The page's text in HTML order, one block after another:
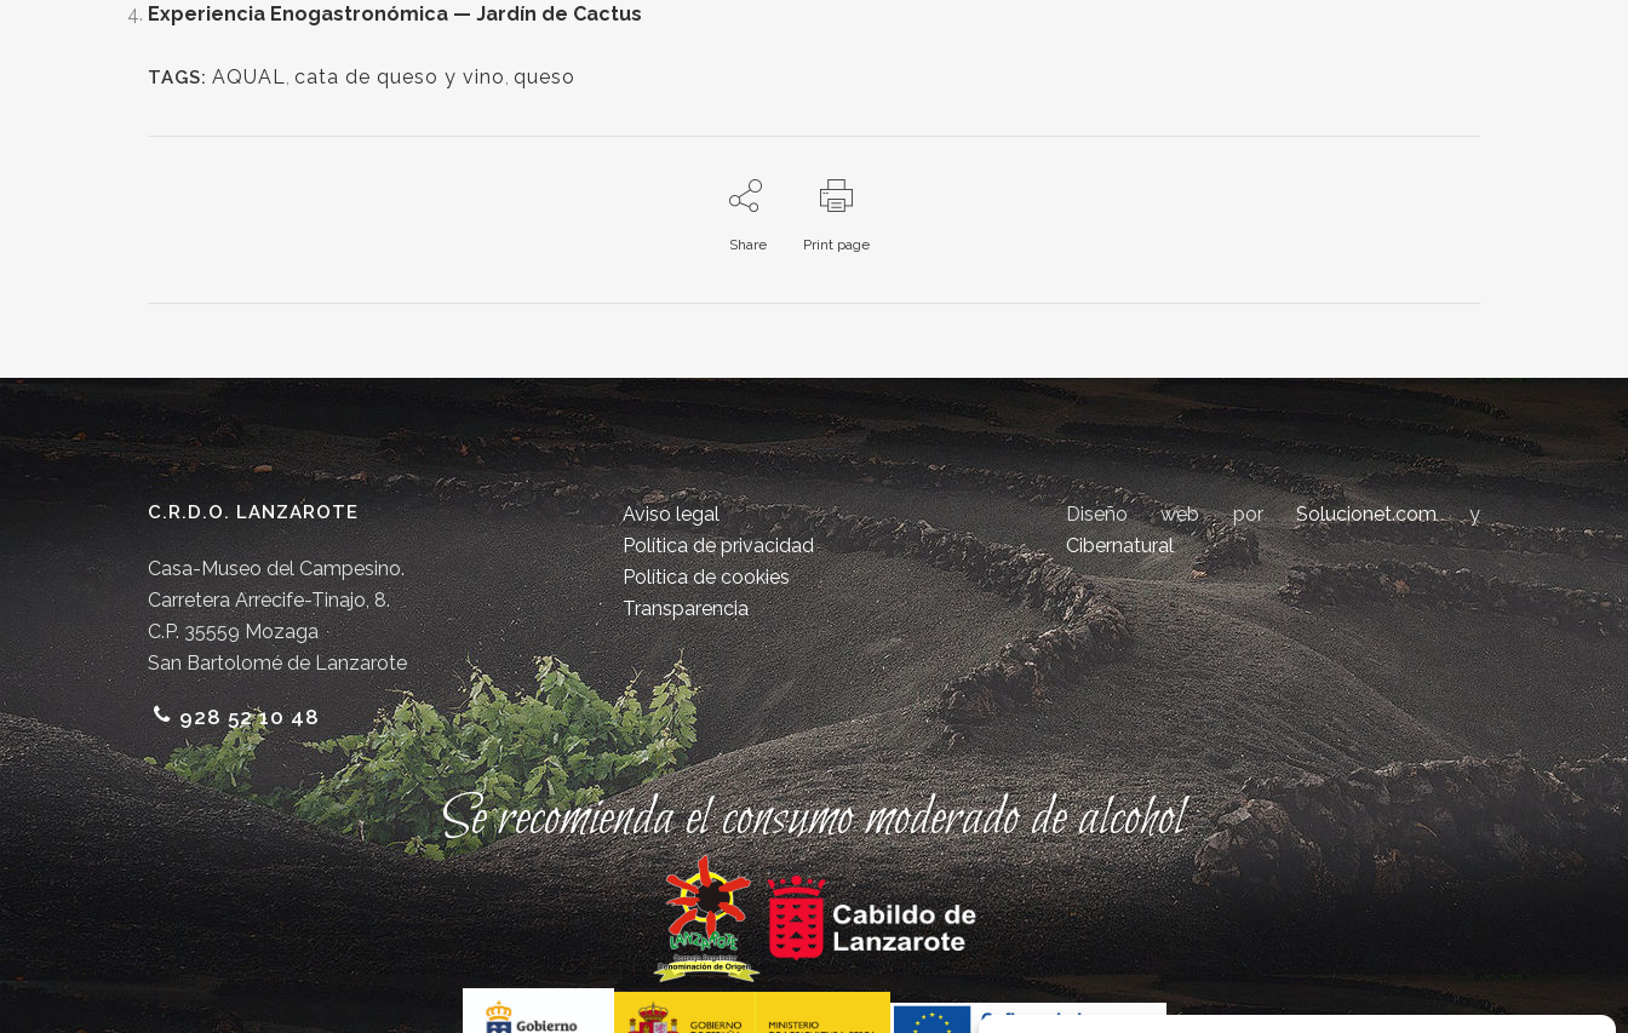
Experiencia Enogastronómica — Jardín de Cactus
TAGS: AQUAL cata de queso y vino queso
Share Print page
C.R.D.O. LANZAROTE
Casa-Museo del Campesino.
Carretera Arrecife-Tinajo, 8.
C.P. 35559 Mozaga
San Bartolomé de Lanzarote
928 52 10 48
Aviso legal
Política de privacidad
Política de cookies
Transparencia
Diseño web porSolucionet.comy
Cibernatural
Se recomienda el consumo moderado de alcohol